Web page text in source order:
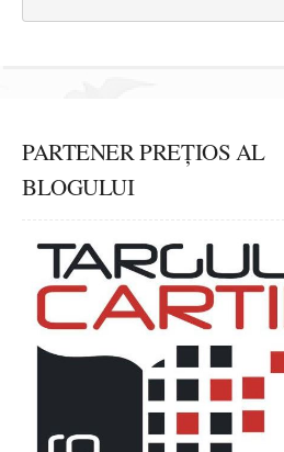
PARTENER PREȚIOS AL
BLOGULUI